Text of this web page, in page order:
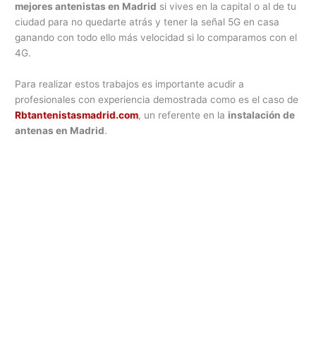
mejores antenistas en Madrid si vives en la capital o al de tu
ciudad para no quedarte atrás y tener la señal 5G en casa
ganando con todo ello más velocidad si lo comparamos con el
4G.
Para realizar estos trabajos es importante acudir a
profesionales con experiencia demostrada como es el caso de
Rbtantenistasmadrid.com, un referente en la instalación de
antenas en Madrid.